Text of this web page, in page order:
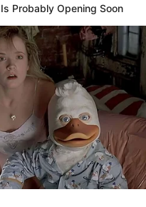
Probably Opening Soon